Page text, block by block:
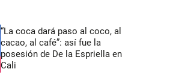
“La coca dará paso al coco, al
cacao, al café”: así fue la
posesión de De la Espriella en
Cali